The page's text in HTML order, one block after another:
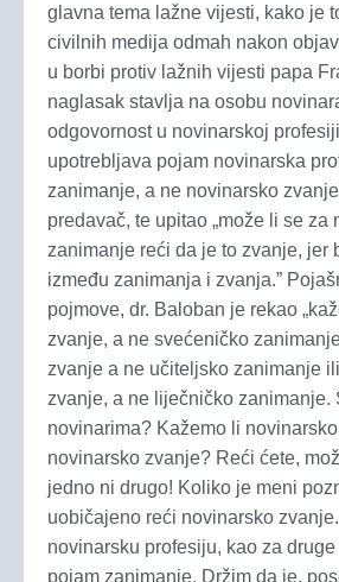
glavna tema lažne vijesti, kako je
civilnih medija odmah nakon
u borbi protiv lažnih vijesti papa
naglasak stavlja na osobu
odgovornost u novinarskoj
upotrebljava pojam novinarska
zanimanje, a ne novinarsko
predavač, te upitao „može li se za
zanimanje reći da je to zvanje, jer
između zanimanja i zvanja.”
pojmove, dr. Baloban je rekao
zvanje, a ne svećeničko
zvanje a ne učiteljsko zanimanje
zvanje, a ne liječničko zanimanje.
novinarima? Kažemo li
novinarsko zvanje? Reći ćete,
jedno ni drugo! Koliko je meni
uobičajeno reći novinarsko
novinarsku profesiju, kao za
pojam zanimanje. Držim da je,